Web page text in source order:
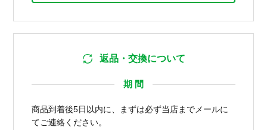
返品・交換について
期 間
商品到着後5日以内に、まずは必ず当店までメールに
てご連絡ください。